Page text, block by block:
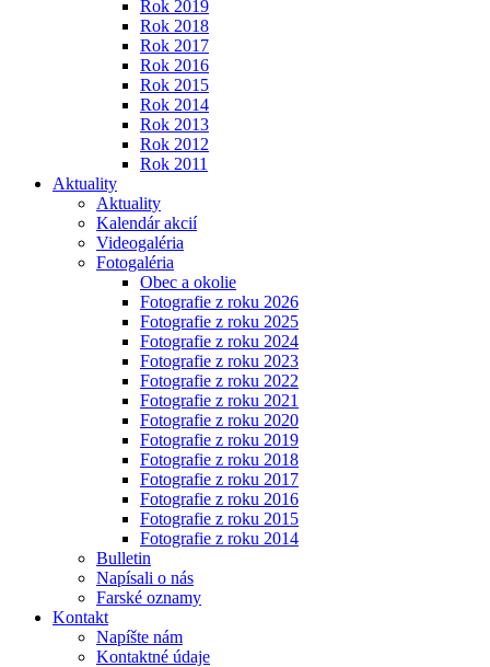
Rok 2019
Rok 2018
Rok 2017
Rok 2016
Rok 2015
Rok 2014
Rok 2013
Rok 2012
Rok 2011
Aktuality
Aktuality
Kalendár akcií
Videogaléria
Fotogaléria
Obec a okolie
Fotografie z roku 2026
Fotografie z roku 2025
Fotografie z roku 2024
Fotografie z roku 2023
Fotografie z roku 2022
Fotografie z roku 2021
Fotografie z roku 2020
Fotografie z roku 2019
Fotografie z roku 2018
Fotografie z roku 2017
Fotografie z roku 2016
Fotografie z roku 2015
Fotografie z roku 2014
Bulletin
Napísali o nás
Farské oznamy
Kontakt
Napíšte nám
Kontaktné údaje